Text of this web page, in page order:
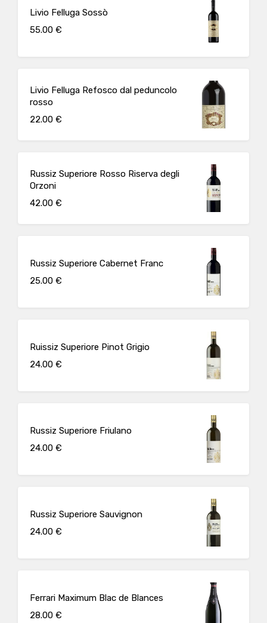
Livio Felluga Sossò
55.00 €
Livio Felluga Refosco dal peduncolo
rosso
22.00 €
Russiz Superiore Rosso Riserva degli
Orzoni
42.00 €
Russiz Superiore Cabernet Franc
25.00 €
Ruissiz Superiore Pinot Grigio
24.00 €
Russiz Superiore Friulano
24.00 €
Russiz Superiore Sauvignon
24.00 €
Ferrari Maximum Blac de Blances
28.00 €